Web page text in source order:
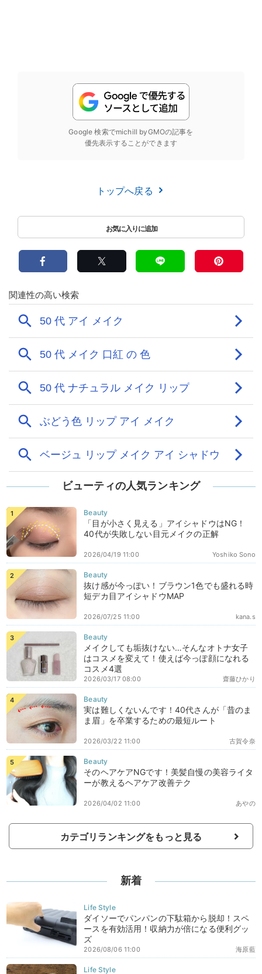
Google 検索でmichill byGMOの記事を
優先表示することができます
トップへ戻る
ビューティの人気ランキング
「目が小さく見える」アイシャドウはNG！
40代が失敗しない目元メイクの正解
Yoshiko Sono
2026/04/19 11:00
抜け感が今っぽい！ブラウン1色でも盛れる時
短デカ目アイシャドウMAP
kana.s
2026/07/25 11:00
メイクしても垢抜けない…そんなオトナ女子
はコスメを変えて！使えば今っぽ顔になれる
コスメ4選
齋藤ひかり
2026/03/17 08:00
実は難しくないんです！40代さんが「昔のま
ま眉」を卒業するための最短ルート
古賀令奈
2026/03/22 11:00
そのヘアケアNGです！美髪自慢の美容ライタ
ーが教えるヘアケア改善テク
あやの
2026/04/02 11:00
カテゴリランキングをもっと見る
新着
ダイソーでパンパンの下駄箱から脱却！スペ
ースを有効活用！収納力が倍になる便利グッ
ズ
海原藍
2026/08/06 11:00